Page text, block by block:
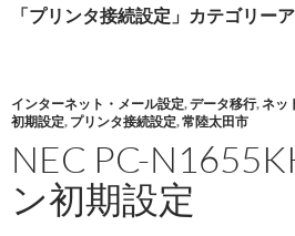
ン
キ
ッ
プ
「プリンタ接続設定」カテゴリー
インターネット・メール設定,データ移行,ネッ
初期設定, プリンタ接続設定,常陸太田市
NEC PC-
ン初期設定